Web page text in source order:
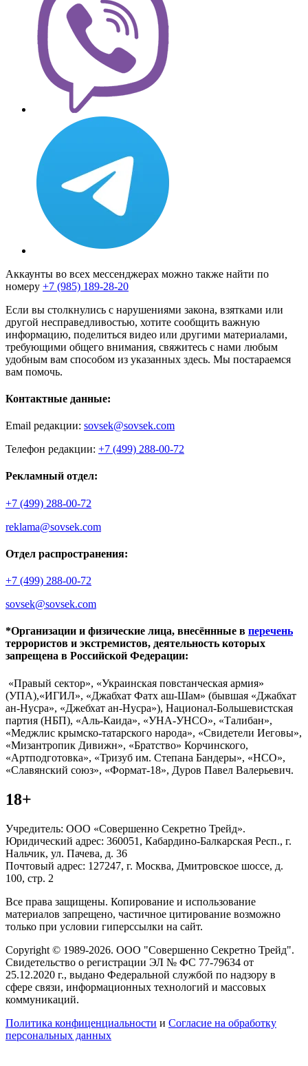
Аккаунты во всех мессенджерах можно также найти по
номеру +7 (985) 189-28-20
Если вы столкнулись с нарушениями закона, взятками или
другой несправедливостью, хотите сообщить важную
информацию, поделиться видео или другими материалами,
требующими общего внимания, свяжитесь с нами любым
удобным вам способом из указанных здесь. Мы постараемся
вам помочь.
Контактные данные:
Email редакции: sovsek@sovsek.com
Телефон редакции: +7 (499) 288-00-72
Рекламный отдел:
+7 (499) 288-00-72
reklama@sovsek.com
Отдел распространения:
+7 (499) 288-00-72
sovsek@sovsek.com
*Организации и физические лица, внесённные в перечень
террористов и экстремистов, деятельность которых
запрещена в Российской Федерации:
«Правый сектор», «Украинская повстанческая армия»
(УПА),«ИГИЛ», «Джабхат Фатх аш-Шам» (бывшая «Джабхат
ан-Нусра», «Джебхат ан-Нусра»), Национал-Большевистская
партия (НБП), «Аль-Каида», «УНА-УНСО», «Талибан»,
«Меджлис крымско-татарского народа», «Свидетели Иеговы»,
«Мизантропик Дивижн», «Братство» Корчинского,
«Артподготовка», «Тризуб им. Степана Бандеры», «НСО»,
«Славянский союз», «Формат-18», Дуров Павел Валерьевич.
18+
Учредитель: ООО «Совершенно Секретно Трейд».
Юридический адрес: 360051, Кабардино-Балкарская Респ., г.
Нальчик, ул. Пачева, д. 36
Почтовый адрес: 127247, г. Москва, Дмитровское шоссе, д.
100, стр. 2
Все права защищены. Копирование и использование
материалов запрещено, частичное цитирование возможно
только при условии гиперссылки на сайт.
Copyright © 1989-2026. ООО "Совершенно Секретно Трейд".
Свидетельство о регистрации ЭЛ № ФС 77-79634 от
25.12.2020 г., выдано Федеральной службой по надзору в
сфере связи, информационных технологий и массовых
коммуникаций.
Политика конфиценциальности и Согласие на обработку
персональных данных